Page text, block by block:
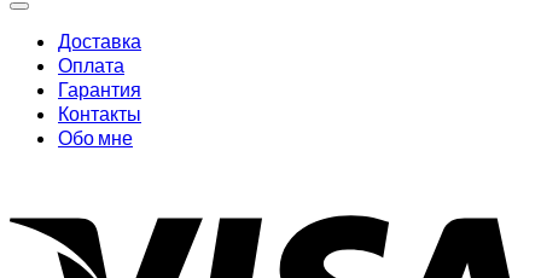
Доставка
Оплата
Гарантия
Контакты
Обо мне